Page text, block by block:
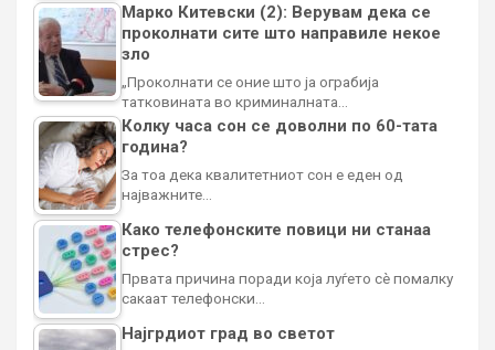
Марко Китевски (2): Верувам дека се
проколнати сите што направиле некое
зло
„Проколнати се оние што ја ограбија
татковината во криминалната…
Колку часа сон се доволни по 60-тата
година?
За тоа дека квалитетниот сон е еден од
најважните…
Како телефонските повици ни станаа
стрес?
Првата причина поради која луѓето сè помалку
сакаат телефонски…
Најгрдиот град во светот